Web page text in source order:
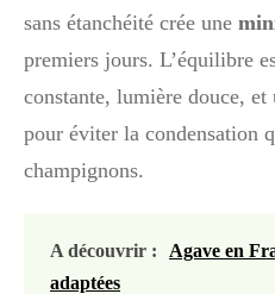
sans étanchéité crée une
premiers jours. L’équilibre
constante, lumière douce,
pour éviter la condensation
champignons.
A découvrir :
Agave en
adaptées